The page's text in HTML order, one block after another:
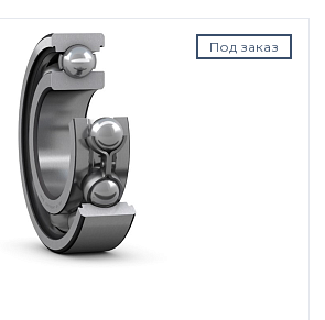
Под заказ